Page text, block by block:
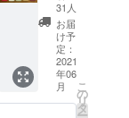
●ミニ財
布「イ
ロアソ
ビ」１
パクト
であり
なが
31人
お届
け予
定：
2021
年06
月
こ
の
リ
タ